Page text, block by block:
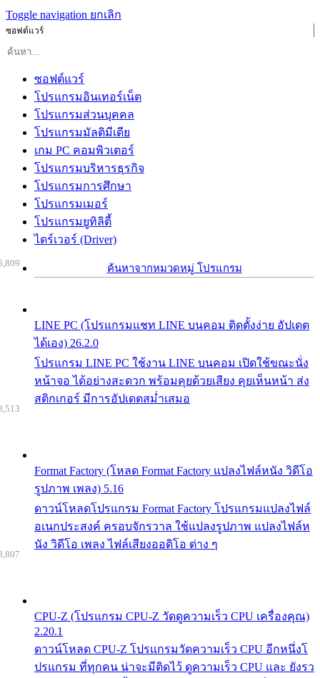
Toggle navigation ยกเลิก
ซอฟต์แวร์
ซอฟต์แวร์
โปรแกรมอินเทอร์เน็ต
โปรแกรมส่วนบุคคล
โปรแกรมมัลติมีเดีย
เกม PC คอมพิวเตอร์
โปรแกรมบริหารธุรกิจ
โปรแกรมการศึกษา
โปรแกรมเมอร์
โปรแกรมยูทิลิตี้
ไดร์เวอร์ (Driver)
ค้นหาจากหมวดหมู่ โปรแกรม
LINE PC (โปรแกรมแชท LINE บนคอม ติดตั้งง่าย อัปเดต
ได้เอง) 26.2.0
โปรแกรม LINE PC ใช้งาน LINE บนคอม เปิดใช้ขณะนั่ง
หน้าจอ ได้อย่างสะดวก พร้อมคุยด้วยเสียง คุยเห็นหน้า ส่ง
สติกเกอร์ มีการอัปเดตสม่ำเสมอ
Format Factory (โหลด Format Factory แปลงไฟล์หนัง วิดีโอ
รูปภาพ เพลง) 5.16
ดาวน์โหลดโปรแกรม Format Factory โปรแกรมแปลงไฟล์
อเนกประสงค์ ครอบจักรวาล ใช้แปลงรูปภาพ แปลงไฟล์ห
นัง วิดีโอ เพลง ไฟล์เสียงออดิโอ ต่าง ๆ
CPU-Z (โปรแกรม CPU-Z วัดดูความเร็ว CPU เครื่องคุณ)
2.20.1
ดาวน์โหลด CPU-Z โปรแกรมวัดความเร็ว CPU อีกหนึ่งโ
ปรแกรม ที่ทุกคน น่าจะมีติดไว้ ดูความเร็ว CPU และ ยังรว